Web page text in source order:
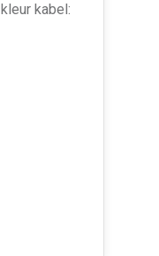
kabel: